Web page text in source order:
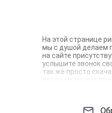
На этой странице
мы с душой делаем
на сайте
услышите звонок
так же просто
песен, их можно